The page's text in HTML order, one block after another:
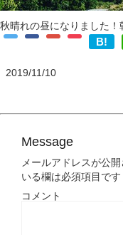
秋晴れの昼になりました
B!
2019/11/10
Message
メールアドレスが公
いる欄は必須項目です
コメント